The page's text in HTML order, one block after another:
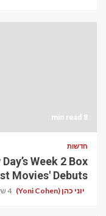
8 min read
חדשות
Week 2 Box
Movies' Debuts
יוני כהן (Yoni Cohen) 4 שעות ago